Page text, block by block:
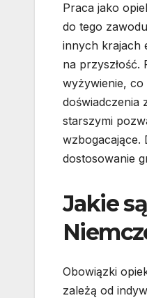
Praca jako
do tego
innych krajach
na
wyżywienie, co
doświadczenia
starszymi
wzbogacające.
dostosowanie
Jakie
Obowiązki
zależą od